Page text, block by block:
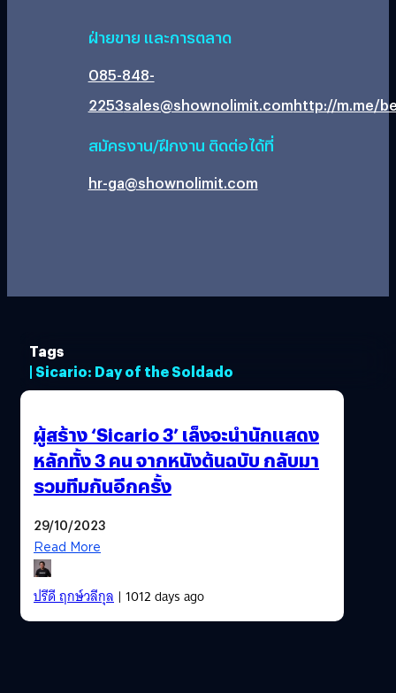
ฝ่ายขาย และการตลาด
085-848-
2253sales@shownolimit.comhttp://m.me/
สมัครงาน/ฝึกงาน ติดต่อได้ที่
hr-ga@shownolimit.com
Tags
| Sicario: Day of the Soldado
ผู้สร้าง ‘Sicario 3’ เล็งจะนำนักแสดง
หลักทั้ง 3 คน จากหนังต้นฉบับ กลับมา
รวมทีมกันอีกครั้ง
29/10/2023
Read More
ปรีดี ฤกษ์วลีกุล| 1012 days ago